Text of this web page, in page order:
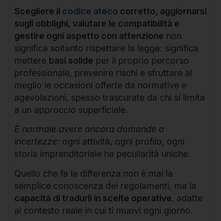
Scegliere il codice ateco corretto, aggiornarsi
sugli obblighi, valutare le compatibilità e
gestire ogni aspetto con attenzione non
significa soltanto rispettare la legge: significa
mettere basi solide per il proprio percorso
professionale, prevenire rischi e sfruttare al
meglio le occasioni offerte da normative e
agevolazioni, spesso trascurate da chi si limita
a un approccio superficiale.
È normale avere ancora domande o
incertezze: ogni attività, ogni profilo, ogni
storia imprenditoriale ha peculiarità uniche.
Quello che fa la differenza non è mai la
semplice conoscenza dei regolamenti, ma la
capacità di tradurli in scelte operative, adatte
al contesto reale in cui ti muovi ogni giorno.